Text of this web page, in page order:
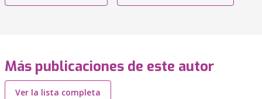
Más publicaciones de este autor
Ver la lista completa